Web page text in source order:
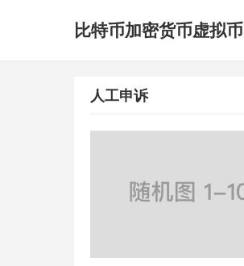
比特币加密货币虚拟币
人工申诉